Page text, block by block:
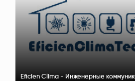
Eficien Сlima - Инженерные